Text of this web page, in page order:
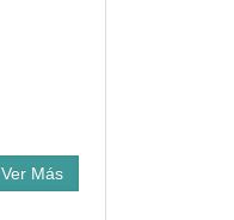
Ver Más